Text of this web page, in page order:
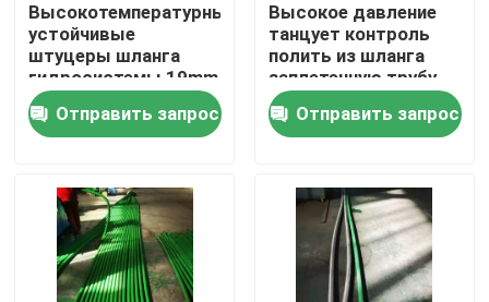
Главная страница
Продукция
О Компании
Высокотемпературные
устойчивые
штуцеры шланга
гидросистемы 19mm
22mm
Отправить запрос
Высокое давление
танцует контроль
полить из шланга
заплетенную трубу
шланга
гидросистемы
провода
Отправить запрос